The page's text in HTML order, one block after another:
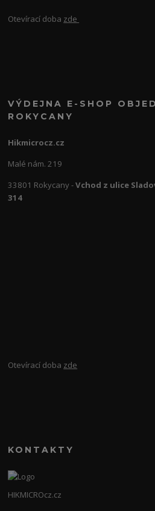
Otevírací doba zde
VÝDEJNA E-SHOP
ROKYCANY
Hikmicrocz.cz
Malé nám. 219
33801 Rokycany -Vchod z ulice
314
Otevírací doba zde
KONTAKTY
HIKMICROcz.cz